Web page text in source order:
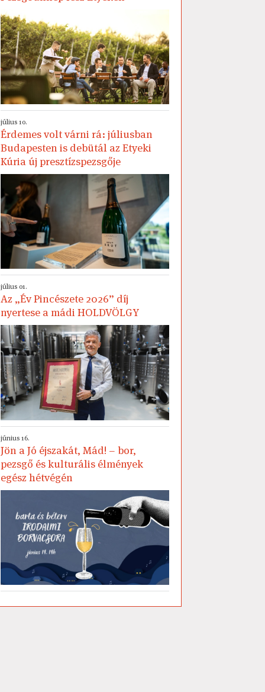
július 10.
Érdemes volt várni rá: júliusban
Budapesten is debütál az Etyeki
Kúria új presztízspezsgője
július 01.
Az „Év Pincészete 2026” díj
nyertese a mádi HOLDVÖLGY
június 16.
Jön a Jó éjszakát, Mád! – bor,
pezsgő és kulturális élmények
egész hétvégén